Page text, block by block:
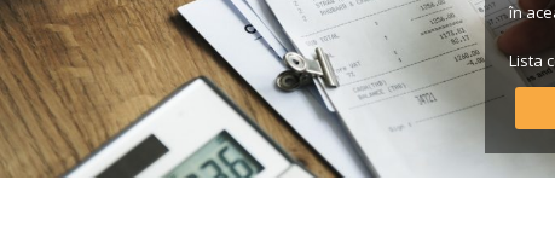
în
Lista